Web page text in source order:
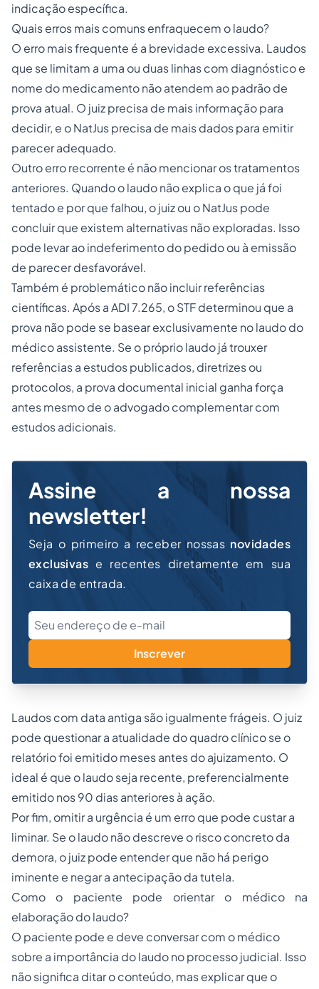
indicação específica.
Quais erros mais comuns enfraquecem o laudo?
O erro mais frequente é a brevidade excessiva. Laudos
que se limitam a uma ou duas linhas com diagnóstico e
nome do medicamento não atendem ao padrão de
prova atual. O juiz precisa de mais informação para
decidir, e o NatJus precisa de mais dados para emitir
parecer adequado.
Outro erro recorrente é não mencionar os tratamentos
anteriores. Quando o laudo não explica o que já foi
tentado e por que falhou, o juiz ou o NatJus pode
concluir que existem alternativas não exploradas. Isso
pode levar ao indeferimento do pedido ou à emissão
de parecer desfavorável.
Também é problemático não incluir referências
científicas. Após a ADI 7.265, o STF determinou que a
prova não pode se basear exclusivamente no laudo do
médico assistente. Se o próprio laudo já trouxer
referências a estudos publicados, diretrizes ou
protocolos, a prova documental inicial ganha força
antes mesmo de o advogado complementar com
estudos adicionais.
Assine a nossa
newsletter!
Seja o primeiro a receber nossas novidades
exclusivas e recentes diretamente em sua
caixa de entrada.
Inscrever
Laudos com data antiga são igualmente frágeis. O juiz
pode questionar a atualidade do quadro clínico se o
relatório foi emitido meses antes do ajuizamento. O
ideal é que o laudo seja recente, preferencialmente
emitido nos 90 dias anteriores à ação.
Por fim, omitir a urgência é um erro que pode custar a
liminar. Se o laudo não descreve o risco concreto da
demora, o juiz pode entender que não há perigo
iminente e negar a antecipação da tutela.
Como o paciente pode orientar o médico na
elaboração do laudo?
O paciente pode e deve conversar com o médico
sobre a importância do laudo no processo judicial. Isso
não significa ditar o conteúdo, mas explicar que o